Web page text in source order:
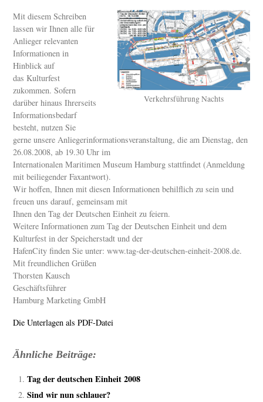
Verkehrsführung Nachts
Mit diesem Schreiben
lassen wir Ihnen alle für
Anlieger relevanten
Informationen in
Hinblick auf
das Kulturfest
zukommen. Sofern
darüber hinaus Ihrerseits
Informationsbedarf
besteht, nutzen Sie
gerne unsere Anliegerinformationsveranstaltung, die am Dienstag, den
26.08.2008, ab 19.30 Uhr im
Internationalen Maritimen Museum Hamburg stattfindet (Anmeldung
mit beiliegender Faxantwort).
Wir hoffen, Ihnen mit diesen Informationen behilflich zu sein und
freuen uns darauf, gemeinsam mit
Ihnen den Tag der Deutschen Einheit zu feiern.
Weitere Informationen zum Tag der Deutschen Einheit und dem
Kulturfest in der Speicherstadt und der
HafenCity finden Sie unter: www.tag-der-deutschen-einheit-2008.de.
Mit freundlichen Grüßen
Thorsten Kausch
Geschäftsführer
Hamburg Marketing GmbH
Die Unterlagen als PDF-Datei
Ähnliche Beiträge:
Tag der deutschen Einheit 2008
Sind wir nun schlauer?